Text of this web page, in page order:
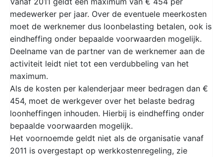
medewerker per jaar. Over de eventuele meerkosten
moet de werknemer dus loonbelasting betalen, ook is
eindheffing onder bepaalde voorwaarden mogelijk.
Deelname van de partner van de werknemer aan de
activiteit leidt niet tot een verdubbeling van het
maximum.
Als de kosten per kalenderjaar meer bedragen dan €
454, moet de werkgever over het belaste bedrag
loonheffingen inhouden. Hierbij is eindheffing onder
bepaalde voorwaarden moge­lijk.
Het voornoemde geldt niet als de organisatie vanaf
2011 is overgestapt op werkkostenregeling, zie